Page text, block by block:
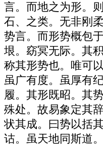
言。而地之为形。
石、之类。无非刚
势言。而形势概包
垠。窈冥无际。其
称其形势也。唯可
虽广有度。虽厚有
履。其形既昭。其
殊处。故易象定其
状其成。曰势以括
诂。虽天地同斯道